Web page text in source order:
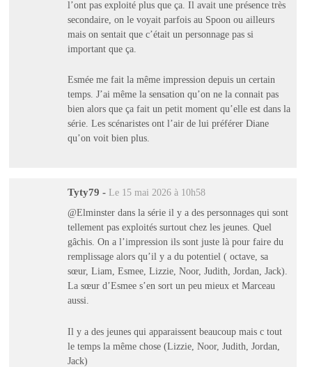
l’ont pas exploité plus que ça. Il avait une présence très
secondaire, on le voyait parfois au Spoon ou ailleurs
mais on sentait que c’était un personnage pas si
important que ça.
Esmée me fait la même impression depuis un certain
temps. J’ai même la sensation qu’on ne la connait pas
bien alors que ça fait un petit moment qu’elle est dans la
série. Les scénaristes ont l’air de lui préférer Diane
qu’on voit bien plus.
Tyty79 - Le 15 mai 2026 à 10h58
@Elminster dans la série il y a des personnages qui sont
tellement pas exploités surtout chez les jeunes. Quel
gâchis. On a l’impression ils sont juste là pour faire du
remplissage alors qu’il y a du potentiel ( octave, sa
sœur, Liam, Esmee, Lizzie, Noor, Judith, Jordan, Jack).
La sœur d’Esmee s’en sort un peu mieux et Marceau
aussi.
Il y a des jeunes qui apparaissent beaucoup mais c tout
le temps la même chose (Lizzie, Noor, Judith, Jordan,
Jack)